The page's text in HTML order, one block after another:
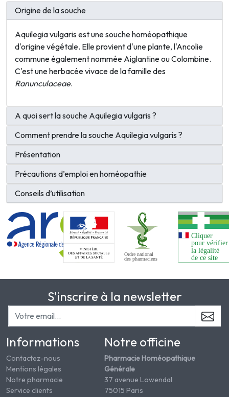
Origine de la souche
Aquilegia vulgaris est une souche homéopathique
d'origine végétale. Elle provient d'une plante, l'Ancolie
commune également nommée Aiglantine ou Colombine.
C'est une herbacée vivace de la famille des
Ranunculaceae.
A quoi sert la souche Aquilegia vulgaris ?
Comment prendre la souche Aquilegia vulgaris ?
Présentation
Précautions d’emploi en homéopathie
Conseils d’utilisation
S'inscrire à la newsletter
Informations
Contactez-nous
Mentions légales
Notre pharmacie
Service clients
Notre officine
Pharmacie Homéopathique
Générale
37 avenue Lowendal
75015 Paris